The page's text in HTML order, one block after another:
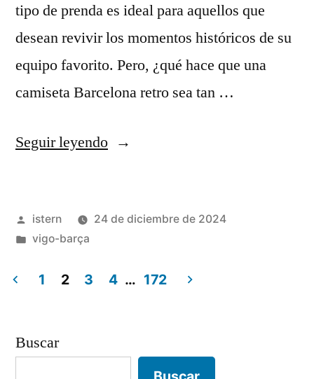
tipo de prenda es ideal para aquellos que
desean revivir los momentos históricos de su
equipo favorito. Pero, ¿qué hace que una
camiseta Barcelona retro sea tan …
Seguir leyendo«camiseta
Publicado
por
istern
24 de diciembre de 2024
Publicado
vigo-barça
de
1 2 3 4 … 172
Buscar